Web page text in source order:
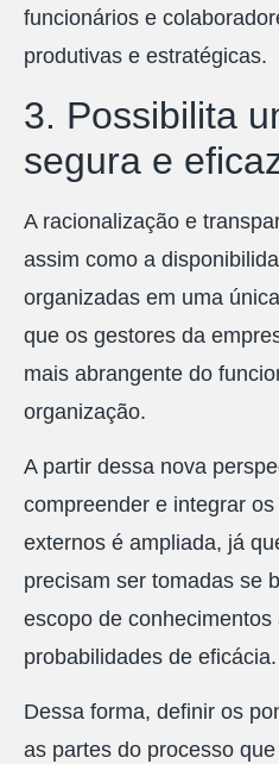
funcionários e
produtivas e estratégicas.
3. Possibilita
segura e
A racionalização e
assim como a
organizadas em uma
que os gestores da
mais abrangente do
organização.
A partir dessa nova
compreender e integrar
externos é ampliada, já
precisam ser tomadas se
escopo de
probabilidades de eficácia.
Dessa forma, definir os
as partes do processo